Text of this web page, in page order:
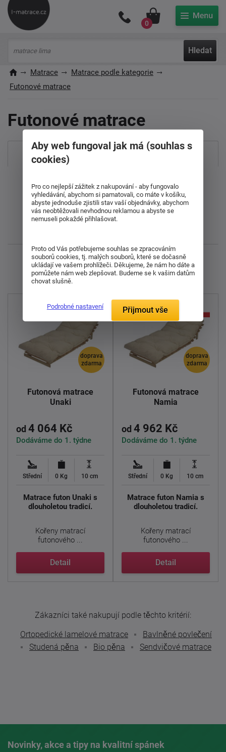
Hledat
Můj účet
0
Matrace
Matrace podle kategorie
Futonové matrace
Futonové matrace
Nejprodávanější
Od nejlevnějšího
Zobrazuji 1 - 2 z 2
doprava
zdarma
Futonová matrace
Unaki
od 4 064 Kč
Dodáváme do 1. týdne
Střední 0 Kg 10 cm
Matrace futon Unaki s
dlouholetou tradicí.
Kořeny matrací
futonového ...
Detail
doprava
zdarma
Futonová matrace
Namia
od 4 962 Kč
Dodáváme do 1. týdne
Střední 0 Kg 10 cm
Matrace futon Namia s
dlouholetou tradicí.
Kořeny matrací
futonového ...
Detail
Zákazníci také nakupují podle těchto kritérií:
Ortopedické lamelové matrace
Bavlněné povlečení
Studená pěna
Bio pěna Sendvičové matrace
Novinky, akce a tipy na kvalitní spánek
Aby web fungoval jak má (souhlas s
cookies)
Pro co nejlepší zážitek z nakupování - aby fungovalo
vyhledávání, abychom si pamatovali, co máte v košíku,
abyste jednoduše zjistili stav vaší objednávky, abychom
vás neobtěžovali nevhodnou reklamou a abyste se
nemuseli pokaždé přihlašovat.
Proto od Vás potřebujeme souhlas se zpracováním
souborů cookies, tj. malých souborů, které se dočasně
ukládají ve vašem prohlížeči. Děkujeme, že nám ho dáte a
pomůžete nám web zlepšovat. Budeme se k vašim datům
chovat slušně.
Podrobné nastavení Přijmout vše